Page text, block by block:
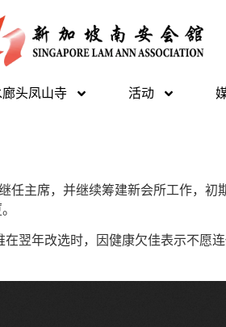
廊头凤山寺 活动
主席，并继续筹建新会所工作，
翌年改选时，因健康欠佳表示不愿